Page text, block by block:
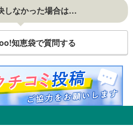
しなかった場合は…
知恵袋で質問する